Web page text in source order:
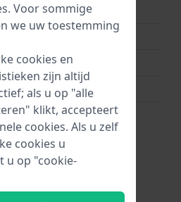
Analoog - Digitaal
Renata CR1616 Batterij
Ja
Nee
. Voor sommige
we uw toestemming
cookies en
zijn altijd
als u op "alle
klikt, accepteert
cookies. Als u zelf
cookies u
u op "cookie-